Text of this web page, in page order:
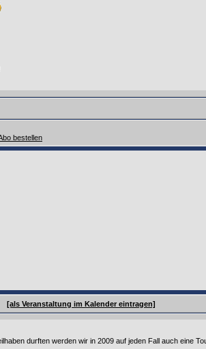
bestellen
[als Veranstaltung im Kalender eintragen]
durften werden wir in 2009 auf jeden Fall auch eine